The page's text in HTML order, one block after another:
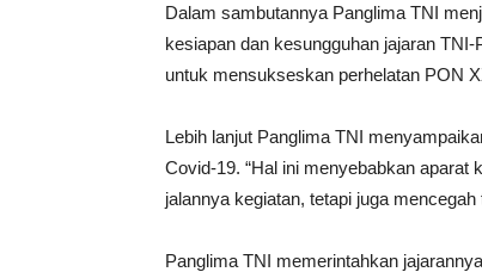
Dalam sambutannya Panglima TNI
kesiapan dan kesungguhan jajaran
untuk mensukseskan perhelatan PON
Lebih lanjut Panglima TNI
Covid-19. “Hal ini menyebabkan
jalannya kegiatan, tetapi juga
Panglima TNI memerintahkan